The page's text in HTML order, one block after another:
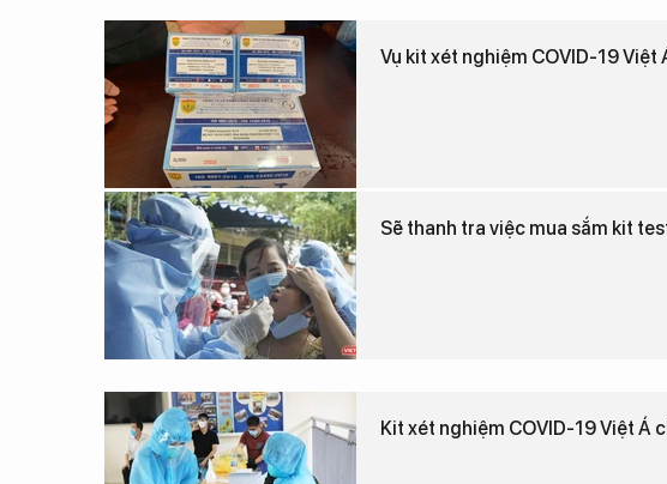
Vụ kit xét nghiệm COVID-19 Việt
Sẽ thanh tra việc mua sắm kit
Kit xét nghiệm COVID-19 Việt Á